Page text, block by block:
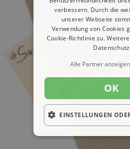
verbessern. Durch die
unserer Webseite
Verwendung von Cookies
Cookie-Richtlinie zu.
Datenschutz
Alle Partner anzeigen
OK
EINSTELLUNGEN